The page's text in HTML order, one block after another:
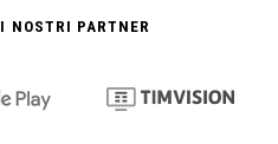
I NOSTRI PARTNER